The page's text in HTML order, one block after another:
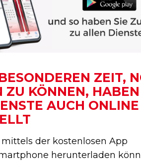
ZEIT,
ZU KÖNNEN,
AUCH
der kostenlosen App
herunterladen